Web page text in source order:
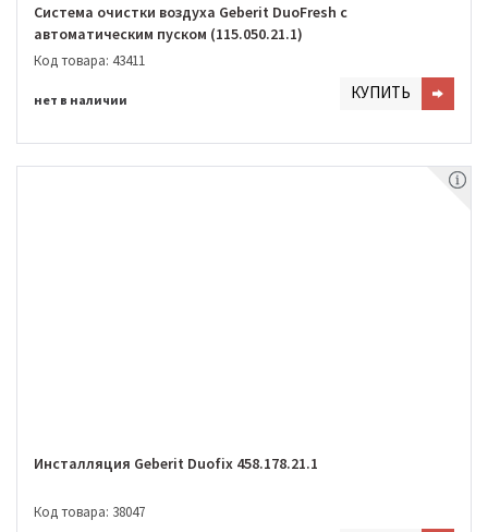
Система очистки воздуха Geberit DuoFresh с
автоматическим пуском (115.050.21.1)
Код товара: 43411
нет в наличии КУПИТЬ
Инсталляция Geberit Duofix 458.178.21.1
Код товара: 38047